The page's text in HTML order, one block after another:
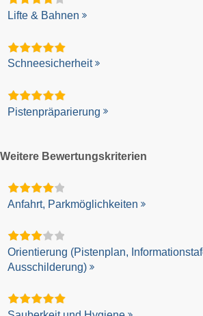
Lifte & Bahnen
Schneesicherheit
Pistenpräparierung
Weitere Bewertungskriterien
Anfahrt, Parkmöglichkeiten
Orientierung (Pistenplan,
Ausschilderung)